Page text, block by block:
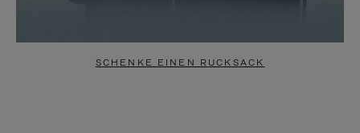
SCHENKE EINEN RUCKSACK